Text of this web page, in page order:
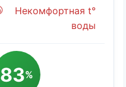
Некомфортная t°
воды
83%